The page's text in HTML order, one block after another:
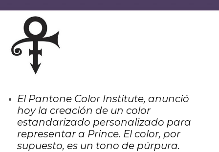
El Pantone Color Institute, anunció
hoy la creación de un color
estandarizado personalizado para
representar a Prince. El color, por
supuesto, es un tono de púrpura.